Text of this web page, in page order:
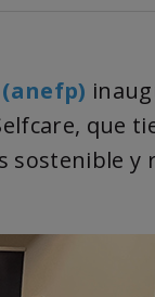
que
sostenible y